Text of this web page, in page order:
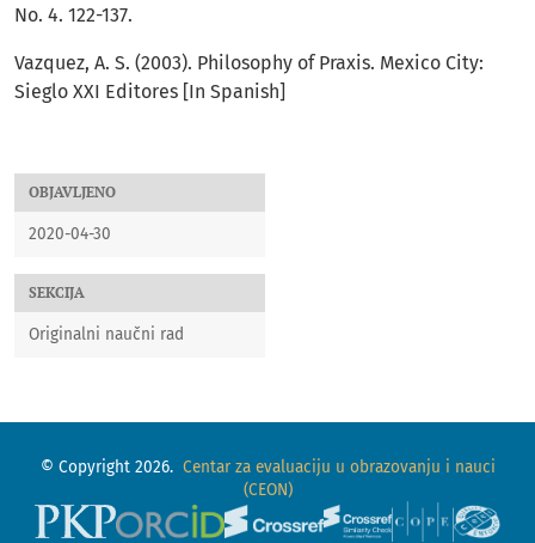
OBJAVLJENO
2020-04-30
SEKCIJA
Originalni naučni rad
No. 4. 122-137.
Vazquez, A. S. (2003). Philosophy of Praxis. Mexico City:
Sieglo XXI Editores [In Spanish]
© Copyright 2026. Centar za evaluaciju u obrazovanju i nauci
(CEON)